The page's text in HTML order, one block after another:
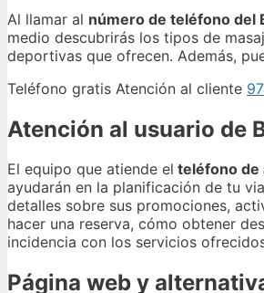
Al llamar al número de teléfono del
medio descubrirás los tipos de
deportivas que ofrecen. Además,
Teléfono gratis Atención al cliente
Atención al usuario de
El equipo que atiende el teléfono de
ayudarán en la planificación de tu
detalles sobre sus promociones,
hacer una reserva, cómo obtener
incidencia con los servicios
Página web y